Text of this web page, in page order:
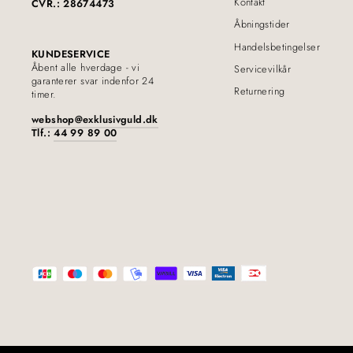
CVR.: 28674473
KUNDESERVICE
Åbent alle hverdage - vi
garanterer svar indenfor 24
timer.
webshop@exklusivguld.dk
Tlf.:44 99 89 00
Åbningstider
Handelsbetingelser
Servicevilkår
Returnering